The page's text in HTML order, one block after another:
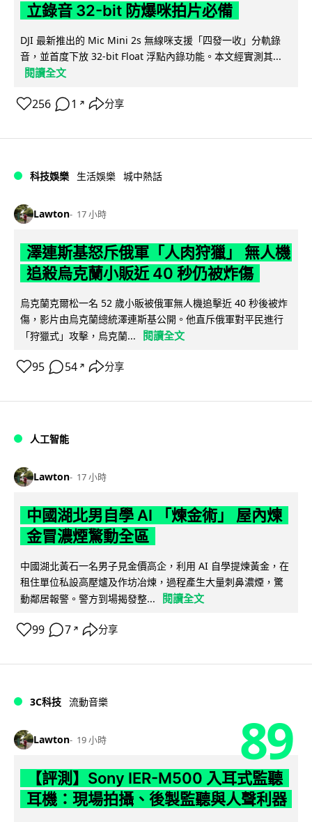
立錄音 32-bit 防爆咪拍片必備
DJI 最新推出的 Mic Mini 2s 無線咪支援「四發一收」分軌錄
音，並首度下放 32-bit Float 浮點內錄功能。本文經實測其...
閱讀全文
256 1 ↗ 分享
科技娛樂 生活娛樂 城中熱話
Lawton 17 小時
澤連斯基怒斥俄軍「人肉狩獵」 無人機
追殺烏克蘭小販近 40 秒仍被炸傷
烏克蘭克爾松一名 52 歲小販被俄軍無人機追擊近 40 秒後被炸
傷，影片由烏克蘭總統澤連斯基公開。他直斥俄軍對平民進行
「狩獵式」攻擊，烏克蘭...
閱讀全文
95 54 ↗ 分享
人工智能
Lawton 17 小時
中國湖北男自學 AI 「煉金術」 屋內煉
金冒濃煙驚動全區
中國湖北黃石一名男子見金價高企，利用 AI 自學提煉黃金，在
租住單位私設高壓爐及作坊冶煉，過程產生大量刺鼻濃煙，驚
動鄰居報警。警方到場揭發整...
閱讀全文
99 7 ↗ 分享
3C科技 流動音樂
Lawton 19 小時 89
【評測】Sony IER-M500 入耳式監聽
耳機：現場拍攝、後製監聽與人聲利器